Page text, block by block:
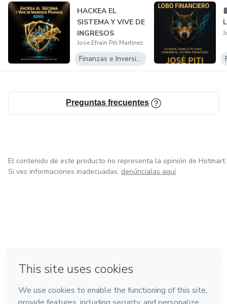
HACKEA EL
SISTEMA Y VIVE DE
INGRESOS
PASIVOS
Jose Efrain Piti Martinez
Finanzas e Inversiones
Preguntas frecuentes
El contenido de este producto no representa la opinión de Hotmart.
Si ves informaciones inadecuadas, denúncialas aquí
Hecho con❤ en Ciudad de México